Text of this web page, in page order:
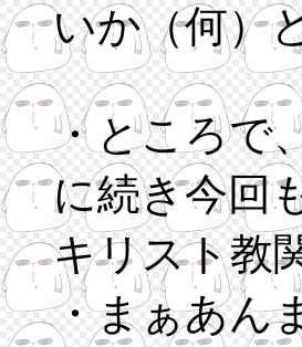
いか（何）
・ところで
に続き今回
キリスト教
・まぁあん